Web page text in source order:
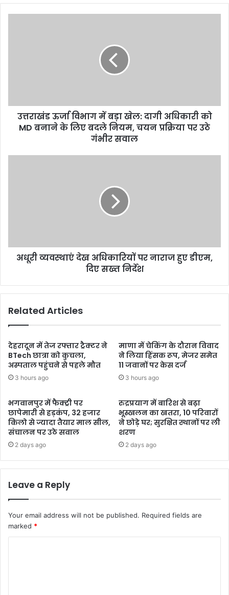
b
s
e
उत्तराखंड ऊर्जा विभाग में बड़ा खेल: दागी अधिकारी को
MD बनाने के लिए बदले नियम, चयन प्रक्रिया पर उठे
गंभीर सवाल
अधूरी व्यवस्थाएं देख अधिकारियों पर नाराज हुए डीएम,
दिए सख्त निर्देश
Related Articles
देहरादून में तेज रफ्तार ट्रैक्टर ने
BTech छात्रा को कुचला,
अस्पताल पहुंचने से पहले मौत
3 hours ago
माणा में चेकिंग के दौरान विवाद
ने लिया हिंसक रूप, मेजर समेत
11 जवानों पर केस दर्ज
3 hours ago
भगवानपुर में फैक्ट्री पर
छापेमारी से हड़कंप, 32 हजार
किलो से ज्यादा तैयार माल सील,
संचालन पर उठे सवाल
2 days ago
रुद्रप्रयाग में बारिश से बढ़ा
भूस्खलन का खतरा, 10 परिवारों
ने छोड़े घर; सुरक्षित स्थानों पर ली
शरण
2 days ago
Leave a Reply
Your email address will not be published. Required fields are
marked *